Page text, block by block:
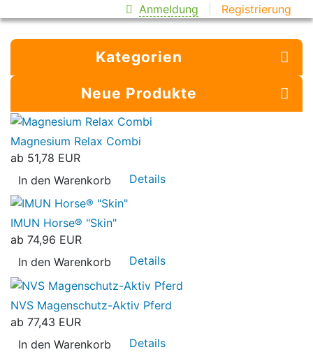
Anmeldung Registrierung
Kategorien
Neue Produkte
Magnesium Relax Combi
ab 51,78 EUR
In den Warenkorb
Details
IMUN Horse® "Skin"
ab 74,96 EUR
In den Warenkorb
Details
NVS Magenschutz-Aktiv Pferd
ab 77,43 EUR
In den Warenkorb
Details